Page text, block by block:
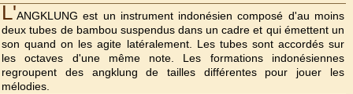
L'ANGKLUNG est un instrument indonésien composé d'au moins
deux tubes de bambou suspendus dans un cadre et qui émettent un
son quand on les agite latéralement. Les tubes sont accordés sur
les octaves d'une même note. Les formations indonésiennes
regroupent des angklung de tailles différentes pour jouer les
mélodies.